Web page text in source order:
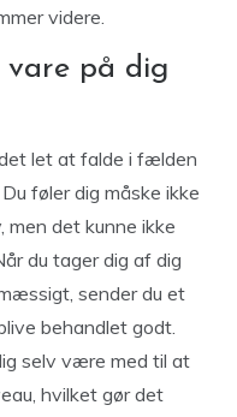
videre.
vare på dig
let at falde i fælden
føler dig måske ikke
det kunne ikke
du tager dig af dig
sender du et
behandlet godt.
selv være med til at
hvilket gør det